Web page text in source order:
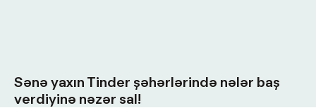
Sənə yaxın Tinder şəhərlərində nələr baş
verdiyinə nəzər sal!